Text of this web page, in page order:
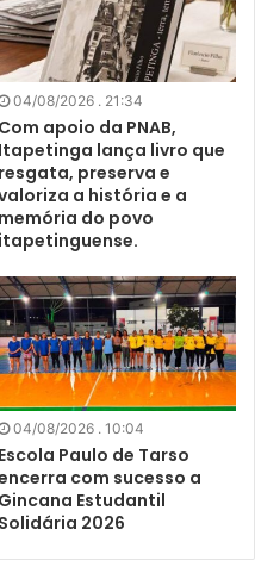
04/08/2026 . 21:34
Com apoio da PNAB,
Itapetinga lança livro que
resgata, preserva e
a história e a
memória do povo
itapetinguense.
04/08/2026 . 10:04
Escola Paulo de Tarso
com sucesso a
Gincana Estudantil
Solidária 2026